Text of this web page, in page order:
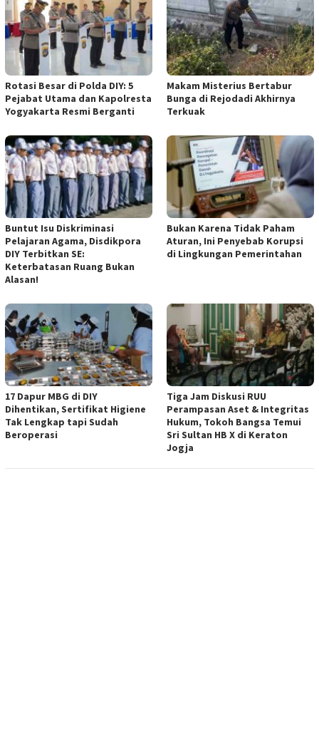
Rotasi Besar di Polda DIY: 5
Pejabat Utama dan Kapolresta
Yogyakarta Resmi Berganti
Makam Misterius Bertabur
Bunga di Rejodadi Akhirnya
Terkuak
Buntut Isu Diskriminasi
Pelajaran Agama, Disdikpora
DIY Terbitkan SE:
Keterbatasan Ruang Bukan
Alasan!
Bukan Karena Tidak Paham
Aturan, Ini Penyebab Korupsi
di Lingkungan Pemerintahan
17 Dapur MBG di DIY
Dihentikan, Sertifikat Higiene
Tak Lengkap tapi Sudah
Beroperasi
Tiga Jam Diskusi RUU
Perampasan Aset & Integritas
Hukum, Tokoh Bangsa Temui
Sri Sultan HB X di Keraton
Jogja